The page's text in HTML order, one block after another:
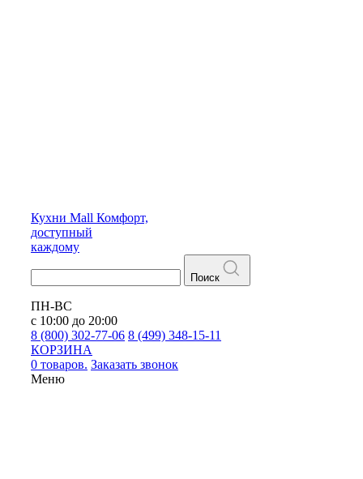
Кухни Mall Комфорт,
доступный
каждому
Поиск
ПН-ВС
с 10:00 до 20:00
8 (800) 302-77-06 8 (499) 348-15-11
КОРЗИНА
0 товаров. Заказать звонок
Меню